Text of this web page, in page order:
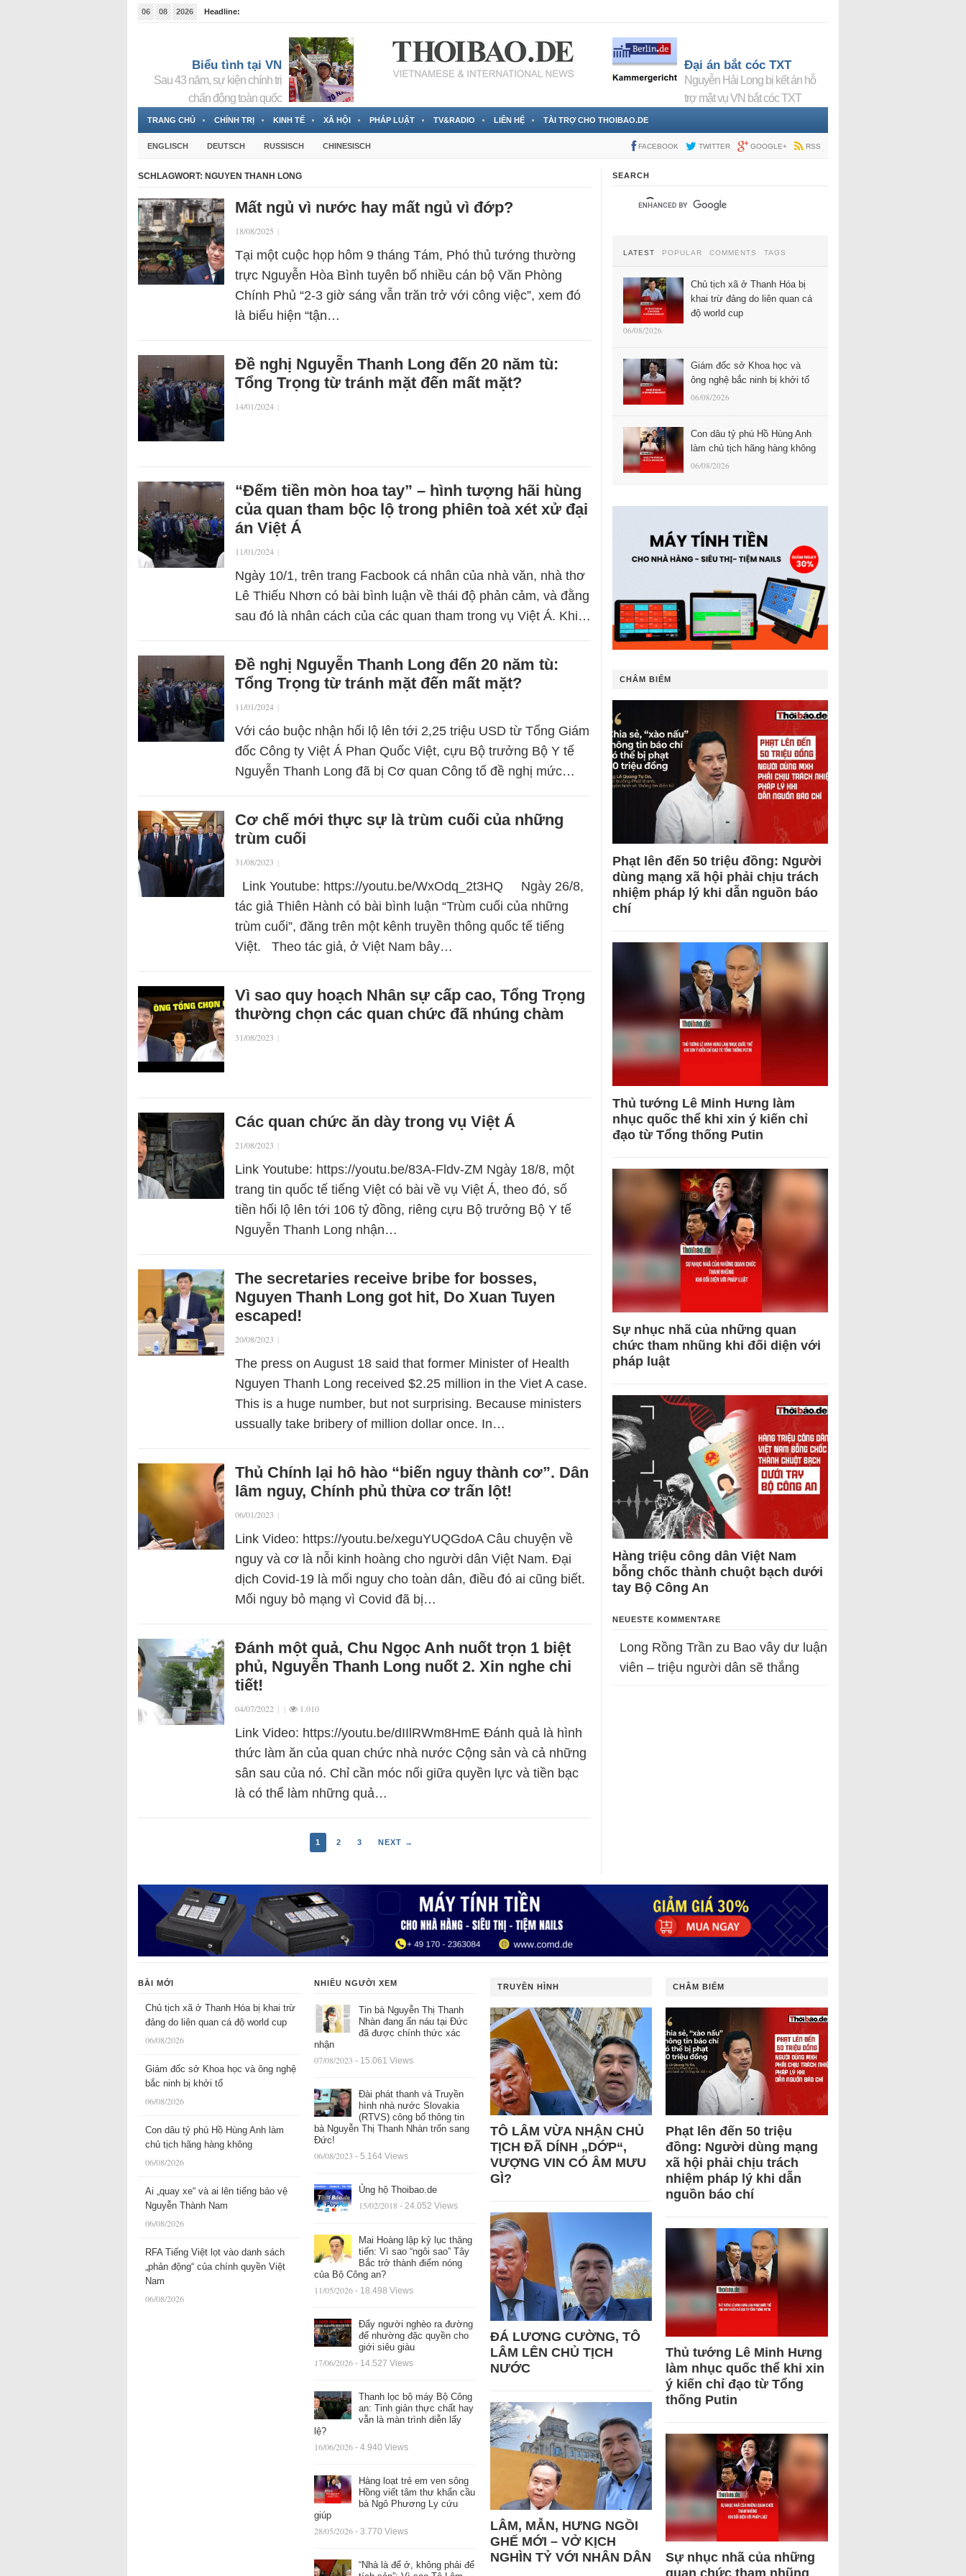
06 08 2026
Headline:
Biểu tình tại VN
Sau 43 năm, sự kiện chính trị
chấn động toàn quốc
Đại án bắt cóc TXT
Nguyễn Hải Long bị kết án hỗ
trợ mật vụ VN bắt cóc TXT
TRANG CHỦ CHÍNH TRỊ KINH TẾ XÃ HỘI PHÁP LUẬT TV&RADIO LIÊN HỆ TÀI TRỢ CHO THOIBAO.DE
ENGLISCH DEUTSCH RUSSISCH CHINESISCH FACEBOOK TWITTER GOOGLE+ RSS
SCHLAGWORT: NGUYEN THANH LONG
Mất ngủ vì nước hay mất ngủ vì đớp?
18/08/2025 |
Tại một cuộc họp hôm 9 tháng Tám, Phó thủ tướng thường
trực Nguyễn Hòa Bình tuyên bố nhiều cán bộ Văn Phòng
Chính Phủ “2-3 giờ sáng vẫn trăn trở với công việc”, xem đó
là biểu hiện “tận…
Đề nghị Nguyễn Thanh Long đến 20 năm tù:
Tổng Trọng từ tránh mặt đến mất mặt?
14/01/2024 |
“Đếm tiền mòn hoa tay” – hình tượng hãi hùng
của quan tham bộc lộ trong phiên toà xét xử đại
án Việt Á
11/01/2024 |
Ngày 10/1, trên trang Facbook cá nhân của nhà văn, nhà thơ
Lê Thiếu Nhơn có bài bình luận về thái độ phản cảm, và đằng
sau đó là nhân cách của các quan tham trong vụ Việt Á. Khi…
Đề nghị Nguyễn Thanh Long đến 20 năm tù:
Tổng Trọng từ tránh mặt đến mất mặt?
11/01/2024 |
Với cáo buộc nhận hối lộ lên tới 2,25 triệu USD từ Tổng Giám
đốc Công ty Việt Á Phan Quốc Việt, cựu Bộ trưởng Bộ Y tế
Nguyễn Thanh Long đã bị Cơ quan Công tố đề nghị mức…
Cơ chế mới thực sự là trùm cuối của những
trùm cuối
31/08/2023 |
Link Youtube: https://youtu.be/WxOdq_2t3HQ Ngày 26/8,
tác giả Thiên Hành có bài bình luận “Trùm cuối của những
trùm cuối”, đăng trên một kênh truyền thông quốc tế tiếng
Việt. Theo tác giả, ở Việt Nam bây…
Vì sao quy hoạch Nhân sự cấp cao, Tổng Trọng
thường chọn các quan chức đã nhúng chàm
31/08/2023 |
Các quan chức ăn dày trong vụ Việt Á
21/08/2023 |
Link Youtube: https://youtu.be/83A-Fldv-ZM Ngày 18/8, một
trang tin quốc tế tiếng Việt có bài về vụ Việt Á, theo đó, số
tiền hối lộ lên tới 106 tỷ đồng, riêng cựu Bộ trưởng Bộ Y tế
Nguyễn Thanh Long nhận…
The secretaries receive bribe for bosses,
Nguyen Thanh Long got hit, Do Xuan Tuyen
escaped!
20/08/2023 |
The press on August 18 said that former Minister of Health
Nguyen Thanh Long received $2.25 million in the Viet A case.
This is a huge number, but not surprising. Because ministers
ussually take bribery of million dollar once. In…
Thủ Chính lại hô hào “biến nguy thành cơ”. Dân
lâm nguy, Chính phủ thừa cơ trấn lột!
06/01/2023 |
Link Video: https://youtu.be/xeguYUQGdoA Câu chuyện về
nguy và cơ là nỗi kinh hoàng cho người dân Việt Nam. Đại
dịch Covid-19 là mối nguy cho toàn dân, điều đó ai cũng biết.
Mối nguy bỏ mạng vì Covid đã bị…
Đánh một quả, Chu Ngọc Anh nuốt trọn 1 biệt
phủ, Nguyễn Thanh Long nuốt 2. Xin nghe chi
tiết!
04/07/2022 | | 1.010
Link Video: https://youtu.be/dIIlRWm8HmE Đánh quả là hình
thức làm ăn của quan chức nhà nước Cộng sản và cả những
sân sau của nó. Chỉ cần móc nối giữa quyền lực và tiền bạc
là có thể làm những quả…
1 2 3 NEXT →
SEARCH
LATEST POPULAR COMMENTS TAGS
Chủ tịch xã ở Thanh Hóa bị
khai trừ đảng do liên quan cá
độ world cup
06/08/2026
Giám đốc sở Khoa học và
ông nghệ bắc ninh bị khởi tố
06/08/2026
Con dâu tỷ phú Hồ Hùng Anh
làm chủ tịch hãng hàng không
06/08/2026
CHÂM BIẾM
Phạt lên đến 50 triệu đồng: Người
dùng mạng xã hội phải chịu trách
nhiệm pháp lý khi dẫn nguồn báo
chí
Thủ tướng Lê Minh Hưng làm
nhục quốc thể khi xin ý kiến chỉ
đạo từ Tổng thống Putin
Sự nhục nhã của những quan
chức tham nhũng khi đối diện với
pháp luật
Hàng triệu công dân Việt Nam
bỗng chốc thành chuột bạch dưới
tay Bộ Công An
NEUESTE KOMMENTARE
Long Rồng Trần zu Bao vây dư luận
viên – triệu người dân sẽ thắng
BÀI MỚI
Chủ tịch xã ở Thanh Hóa bị khai trừ
đảng do liên quan cá độ world cup
06/08/2026
Giám đốc sở Khoa học và ông nghệ
bắc ninh bị khởi tố
06/08/2026
Con dâu tỷ phú Hồ Hùng Anh làm
chủ tịch hãng hàng không
06/08/2026
Ai „quay xe“ và ai lên tiếng bảo vệ
Nguyễn Thành Nam
06/08/2026
RFA Tiếng Việt lọt vào danh sách
„phản động“ của chính quyền Việt
Nam
06/08/2026
NHIỀU NGƯỜI XEM
Tin bà Nguyễn Thị Thanh
Nhàn đang ẩn náu tại Đức
đã được chính thức xác
nhận
07/08/2023 - 15.061 Views
Đài phát thanh và Truyền
hình nhà nước Slovakia
(RTVS) công bố thông tin
bà Nguyễn Thị Thanh Nhàn trốn sang
Đức!
06/08/2023 - 5.164 Views
Ủng hộ Thoibao.de
15/02/2018 - 24.052 Views
Mai Hoàng lập kỷ lục thăng
tiến: Vì sao “ngôi sao” Tây
Bắc trở thành điểm nóng
của Bộ Công an?
11/05/2026 - 18.498 Views
Đẩy người nghèo ra đường
để nhường đặc quyền cho
giới siêu giàu
17/06/2026 - 14.527 Views
Thanh lọc bộ máy Bộ Công
an: Tinh giản thực chất hay
vẫn là màn trình diễn lấy
lệ?
16/06/2026 - 4.940 Views
Hàng loạt trẻ em ven sông
Hồng viết tâm thư khẩn cầu
bà Ngô Phương Ly cứu
giúp
28/05/2026 - 3.770 Views
“Nhà là để ở, không phải để
TRUYỀN HÌNH
TÔ LÂM VỪA NHẬN CHỦ
TỊCH ĐÃ DÍNH „DỚP“,
VƯỢNG VIN CÓ ÂM MƯU
GÌ?
ĐÁ LƯƠNG CƯỜNG, TÔ
LÂM LÊN CHỦ TỊCH
NƯỚC
LÂM, MẪN, HƯNG NGỒI
GHẾ MỚI – VỞ KỊCH
NGHÌN TỶ VỚI NHÂN DÂN
CHÂM BIẾM
Phạt lên đến 50 triệu
đồng: Người dùng mạng
xã hội phải chịu trách
nhiệm pháp lý khi dẫn
nguồn báo chí
Thủ tướng Lê Minh Hưng
làm nhục quốc thể khi xin
ý kiến chỉ đạo từ Tổng
thống Putin
Sự nhục nhã của những